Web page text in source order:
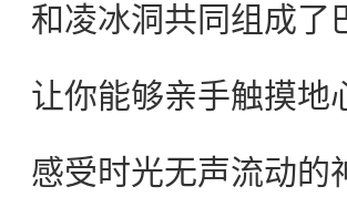
和凌冰洞共同组成了
让你能够亲手触摸地
感受时光无声流动的